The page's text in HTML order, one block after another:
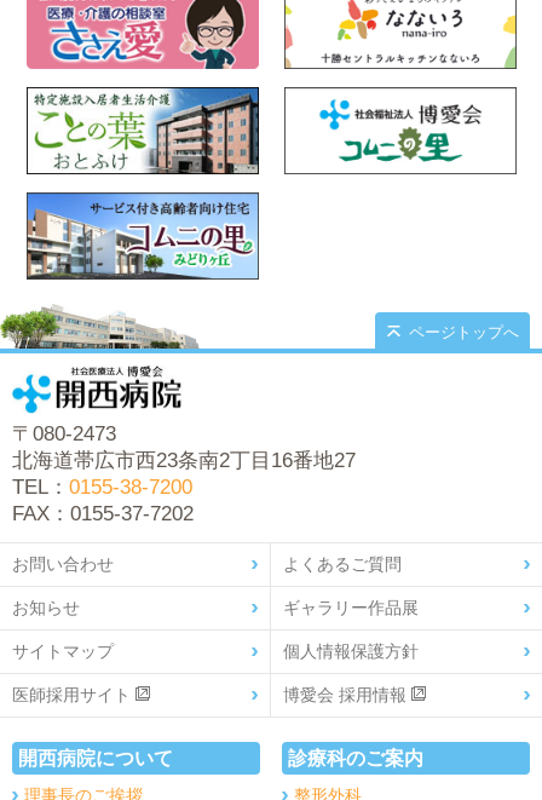
ページトップへ
〒080-2473
北海道帯広市西23条南2丁目16番地27
TEL： 0155-38-7200
FAX：0155-37-7202
お問い合わせ よくあるご質問
お知らせ ギャラリー作品展
サイトマップ 個人情報保護方針
医師採用サイト 博愛会 採用情報
開西病院について
理事長のご挨拶
診療科のご案内
整形外科